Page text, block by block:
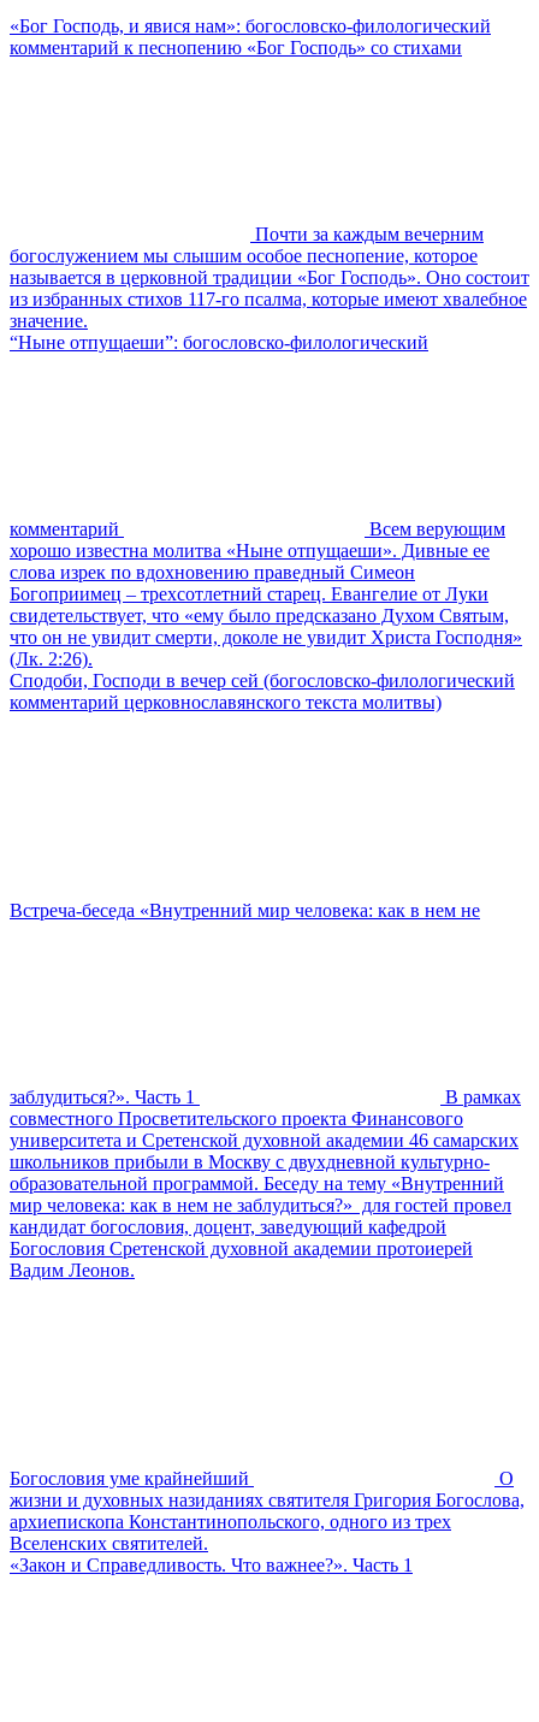
«Бог Господь, и явися нам»: богословско-филологический
комментарий к песнопению «Бог Господь» со стихами
Почти за каждым вечерним
богослужением мы слышим особое песнопение, которое
называется в церковной традиции «Бог Господь». Оно состоит
из избранных стихов 117-го псалма, которые имеют хвалебное
значение.
“Ныне отпущаеши”: богословско-филологический
комментарий
Всем верующим
хорошо известна молитва «Ныне отпущаеши». Дивные ее
слова изрек по вдохновению праведный Симеон
Богоприимец – трехсотлетний старец. Евангелие от Луки
свидетельствует, что «ему было предсказано Духом Святым,
что он не увидит смерти, доколе не увидит Христа Господня»
(Лк. 2:26).
Сподоби, Господи в вечер сей (богословско-филологический
комментарий церковнославянского текста молитвы)
Встреча-беседа «Внутренний мир человека: как в нем не
заблудиться?». Часть 1
В рамках
совместного Просветительского проекта Финансового
университета и Сретенской духовной академии 46 самарских
школьников прибыли в Москву с двухдневной культурно-
образовательной программой. Беседу на тему «Внутренний
мир человека: как в нем не заблудиться?» для гостей провел
кандидат богословия, доцент, заведующий кафедрой
Богословия Сретенской духовной академии протоиерей
Вадим Леонов.
Богословия уме крайнейший
О
жизни и духовных назиданиях святителя Григория Богослова,
архиепископа Константинопольского, одного из трех
Вселенских святителей.
«Закон и Справедливость. Что важнее?». Часть 1